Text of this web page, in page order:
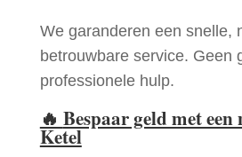
We garanderen een snelle,
betrouwbare service. Geen
professionele hulp.
🔥 Bespaar geld met een
Ketel